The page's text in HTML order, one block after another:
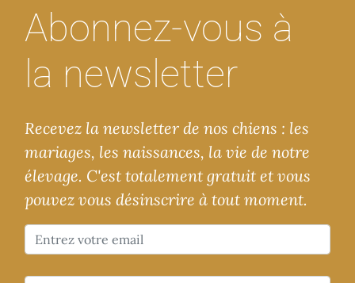
Abonnez-vous à
la newsletter
Recevez la newsletter de nos chiens : les
mariages, les naissances, la vie de notre
élevage. C'est totalement gratuit et vous
pouvez vous désinscrire à tout moment.